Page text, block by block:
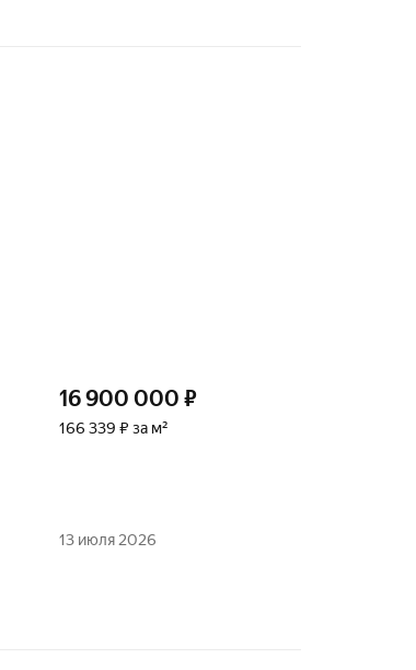
16 900 000 ₽
166 339 ₽ за м²
13 июля 2026